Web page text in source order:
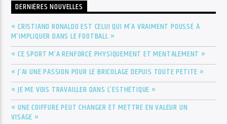
DERNIÈRES NOUVELLES
« CRISTIANO RONALDO EST CELUI QUI M’A VRAIMENT POUSSÉ À
M’IMPLIQUER DANS LE FOOTBALL »
« CE SPORT M’A RENFORCÉ PHYSIQUEMENT ET MENTALEMENT »
« J’AI UNE PASSION POUR LE BRICOLAGE DEPUIS TOUTE PETITE »
« JE ME VOIS TRAVAILLER DANS L’ESTHÉTIQUE »
« UNE COIFFURE PEUT CHANGER ET METTRE EN VALEUR UN
VISAGE »